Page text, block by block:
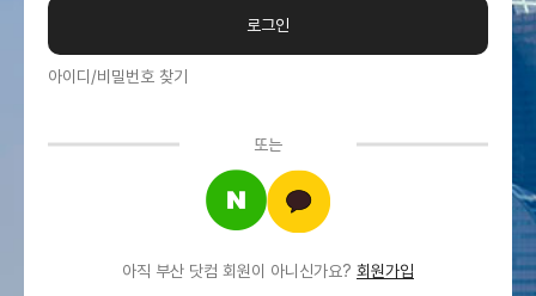
아이디/비밀번호 찾기
또는
아직 부산 닷컴 회원이 아니신가요? 회원가입